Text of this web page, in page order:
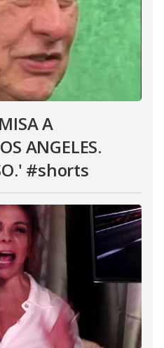
A
ANGELES.
#shorts